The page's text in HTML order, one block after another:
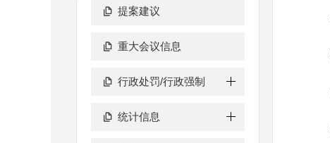
提案建议
重大会议信息
行政处罚/行政强制
统计信息